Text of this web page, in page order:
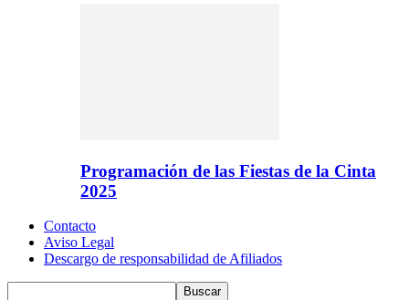
Programación de las Fiestas de la Cinta
2025
Contacto
Aviso Legal
Descargo de responsabilidad de Afiliados